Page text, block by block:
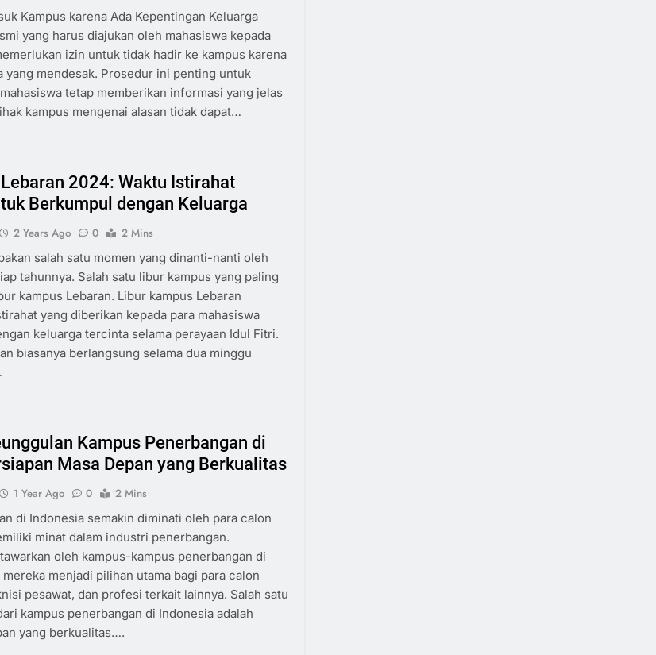
Kampus karena Ada Kepentingan Keluarga
yang harus diajukan oleh mahasiswa kepada
izin untuk tidak hadir ke kampus karena
yang mendesak. Prosedur ini penting untuk
tetap memberikan informasi yang jelas
kampus mengenai alasan tidak dapat…
2024: Waktu Istirahat
Berkumpul dengan Keluarga
2 Years Ago 0
2 Mins
salah satu momen yang dinanti-nanti oleh
tahunnya. Salah satu libur kampus yang paling
kampus Lebaran. Libur kampus Lebaran
yang diberikan kepada para mahasiswa
keluarga tercinta selama perayaan Idul Fitri.
biasanya berlangsung selama dua minggu
Kampus Penerbangan di
Masa Depan yang Berkualitas
1 Year Ago 0
2 Mins
di Indonesia semakin diminati oleh para calon
minat dalam industri penerbangan.
oleh kampus-kampus penerbangan di
menjadi pilihan utama bagi para calon
pesawat, dan profesi terkait lainnya. Salah satu
kampus penerbangan di Indonesia adalah
yang berkualitas….